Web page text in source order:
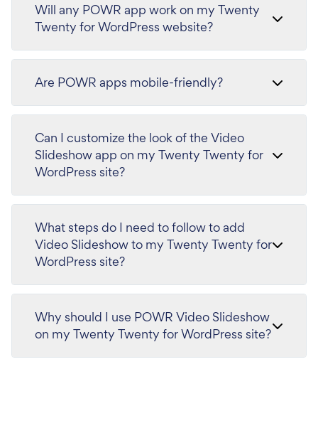
Will any POWR app work on my Twenty
Twenty for WordPress website?
Are POWR apps mobile-friendly?
Can I customize the look of the Video
Slideshow app on my Twenty Twenty for
WordPress site?
What steps do I need to follow to add
Video Slideshow to my Twenty Twenty for
WordPress site?
Why should I use POWR Video Slideshow
on my Twenty Twenty for WordPress site?